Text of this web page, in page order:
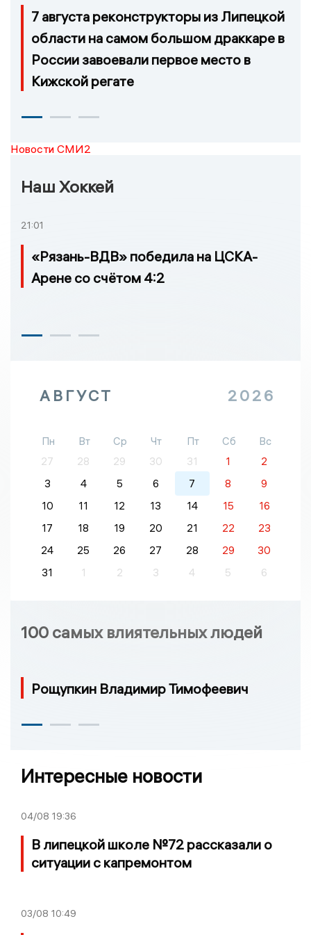
7 августа реконструкторы из Липецкой
области на самом большом драккаре в
России завоевали первое место в
Кижской регате
Новости СМИ2
Наш Хоккей
21:01
«Рязань-ВДВ» победила на ЦСКА-
Арене со счётом 4:2
АВГУСТ 2026
Пн Вт Ср Чт Пт Сб
Вс
27
28 29 30 31 1
2
3
4 5 6 7 8
9
10
11 12 13 14 15
16
17
18 19 20 21 22
23
24
25 26 27 28 29
30
31
1 2 3 4 5 6
100 самых влиятельных людей
Рощупкин Владимир Тимофеевич
Интересные новости
04/08 19:36
В липецкой школе №72 рассказали о
ситуации с капремонтом
03/08 10:49